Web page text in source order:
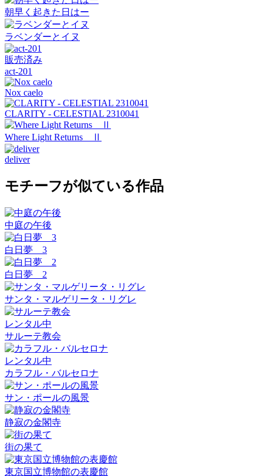
朝早く起きた日はー
ラベンダーとイヌ
販売済み
act-201
Nox caelo
CLARITY - CELESTIAL 2310041
Where Light Returns Ⅱ
deliver
モチーフが似ている作品
中庭の午後
白日夢 3
白日夢 2
サンタ・マルゲリータ・リグレ
レンタル中
サルーテ教会
レンタル中
カラフル・バルセロナ
サン・ポールの風景
静寂の金閣寺
街の果て
東京国立博物館の表慶館